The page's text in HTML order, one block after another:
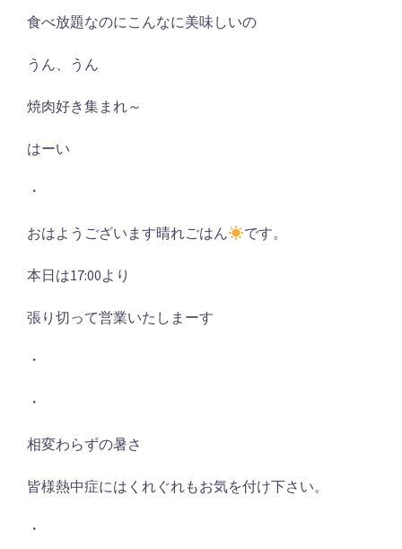
食べ放題なのにこんなに美味しいの
うん、うん
焼肉好き集まれ～
はーい
・
おはようございます晴れごはん です。
本日は17:00より
張り切って営業いたしまーす
・
・
相変わらずの暑さ
皆様熱中症にはくれぐれもお気を付け下さい。
・